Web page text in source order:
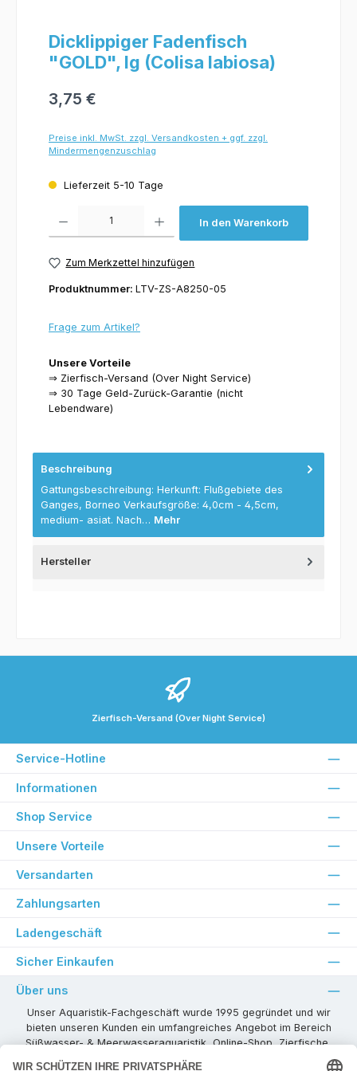
Dicklippiger Fadenfisch
"GOLD", lg (Colisa labiosa)
3,75 €
Preise inkl. MwSt. zzgl. Versandkosten + ggf. zzgl.
Mindermengenzuschlag
Lieferzeit 5-10 Tage
In den Warenkorb
Zum Merkzettel hinzufügen
Produktnummer: LTV-ZS-A8250-05
Frage zum Artikel?
Unsere Vorteile
⇒ Zierfisch-Versand (Over Night Service)
⇒ 30 Tage Geld-Zurück-Garantie (nicht
Lebendware)
Beschreibung
Gattungsbeschreibung: Herkunft: Flußgebiete des
Ganges, Borneo Verkaufsgröße: 4,0cm - 4,5cm,
medium- asiat. Nach… Mehr
Hersteller
Zierfisch-Versand (Over Night Service)
Service-Hotline
Informationen
Shop Service
Unsere Vorteile
Versandarten
Zahlungsarten
Ladengeschäft
Sicher Einkaufen
Über uns
Unser Aquaristik-Fachgeschäft wurde 1995 gegründet und wir
bieten unseren Kunden ein umfangreiches Angebot im Bereich
Süßwasser- & Meerwasseraquaristik, Online-Shop, Zierfische,
Pflanzen, Aquarienkombinationen, Technikzubehör usw. ! Als